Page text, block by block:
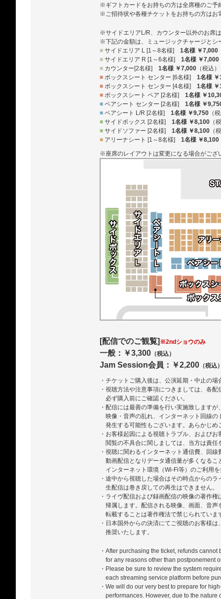
※ギフトカードをお持ちの方は全席種のご予
※ご招待状や各種チケットをお持ちの方はお
※サイドエリアL/R、カウンター以外のお席
※下記の金額は、ミュージックチャージとシ
■ サイドエリア L [1～8名様] 1名様 ￥7,000
■ サイドエリア R [1～6名様] 1名様 ￥7,000
■ カウンター[2名様] 1名様 ￥7,000 （税込）
■ ボックスシート センター [6名様] 1名様
■ ボックスシート センター [4名様] 1名様
■ ボックスシート ペア [2名様] 1名様 ￥
■ ペアシート センター [2名様] 1名様 ￥
■ ペアシート L/R [2名様] 1名様 ￥9,750 （
■ サイドボックス [2名様] 1名様 ￥8,100 （
■ サイドソファー [2名様] 1名様 ￥8,100 （
■ アリーナシート [1～8名様] 1名様 ￥8,100
※座席のレイアウトは変更になる場合がござ
[配信でのご観覧] ※2ndショウのみ
一般：￥3,300 （税込）
Jam Session会員：￥2,200 （税込
・チケットご購入後は、公演延期・中止の
・視聴方法や注意事項につきましては、各
必ず購入前にご確認ください。
・配信には最善の準備を行い実施致します
映像・音声の乱れ、インターネット回線
発生する可能性もございます。あらかじめ
・お客様起因による視聴トラブル、および
閲覧の不具合に関しましては、当方は責任
・視聴に関わるインターネット通信費、回
動画配信となりデータ通信量が多くなるこ
インターネット環境（Wi-Fi等）のご利用
・途中から視聴した場合はその時点からのラ
生配信は巻き戻しての再生はできません。
・ライヴ配信および録画配信の映像の著作
帰属します。配信される映像、画面、音
転載することは著作権法で禁じられていま
・日本国外からの決済にてご視聴のお客様は
推奨いたします。
・After purchasing the ticket, refunds cannot
for any reasons other than postponement
・Please be sure to review the system
each streaming service platform before
・We will do our very best to prepare for
performances. However, due to the nature